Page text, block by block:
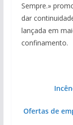
Sempre.»
dar
lançada em
confinamento.
Ofertas de